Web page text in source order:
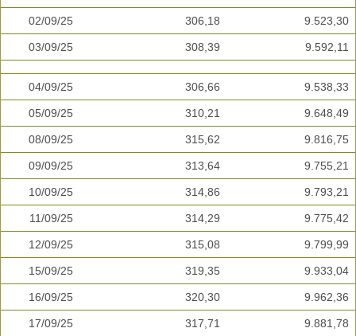
02/09/25 306,18 9.523,30
03/09/25 308,39 9.592,11
04/09/25 306,66 9.538,33
05/09/25 310,21 9.648,49
08/09/25 315,62 9.816,75
09/09/25 313,64 9.755,21
10/09/25 314,86 9.793,21
11/09/25 314,29 9.775,42
12/09/25 315,08 9.799,99
15/09/25 319,35 9.933,04
16/09/25 320,30 9.962,36
17/09/25 317,71 9.881,78